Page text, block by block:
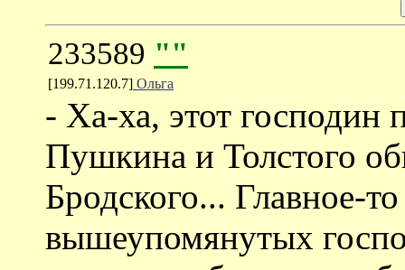
233589 ""
[199.71.120.7] Ольга
- Ха-ха, этот господин
Пушкина и Толстого
Бродского... Главное-
вышеупомянутых